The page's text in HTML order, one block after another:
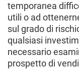
temporanea
utili o ad
sul grado di
qualsiasi
necessario
prospetto di